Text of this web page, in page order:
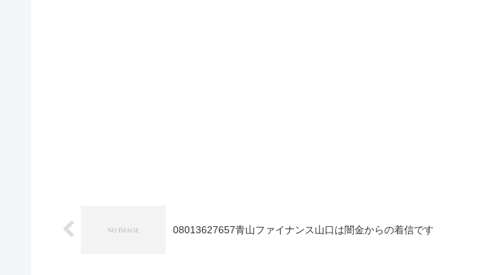
08013627657青山ファイナンス山口は闇金からの着信です